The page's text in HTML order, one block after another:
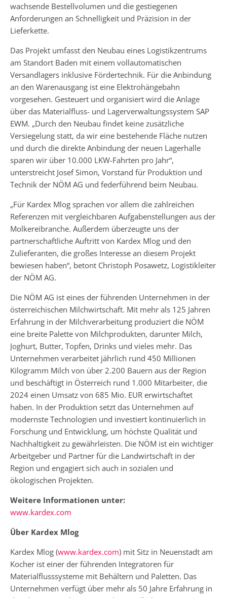
wachsende Bestellvolumen und die gestiegenen
Anforderungen an Schnelligkeit und Präzision in der
Lieferkette.
Das Projekt umfasst den Neubau eines Logistikzentrums
am Standort Baden mit einem vollautomatischen
Versandlagers inklusive Fördertechnik. Für die Anbindung
an den Warenausgang ist eine Elektrohängebahn
vorgesehen. Gesteuert und organisiert wird die Anlage
über das Materialfluss- und Lagerverwaltungssystem SAP
EWM. „Durch den Neubau findet keine zusätzliche
Versiegelung statt, da wir eine bestehende Fläche nutzen
und durch die direkte Anbindung der neuen Lagerhalle
sparen wir über 10.000 LKW-Fahrten pro Jahr“,
unterstreicht Josef Simon, Vorstand für Produktion und
Technik der NÖM AG und federführend beim Neubau.
„Für Kardex Mlog sprachen vor allem die zahlreichen
Referenzen mit vergleichbaren Aufgabenstellungen aus der
Molkereibranche. Außerdem überzeugte uns der
partnerschaftliche Auftritt von Kardex Mlog und den
Zulieferanten, die großes Interesse an diesem Projekt
bewiesen haben“, betont Christoph Posawetz, Logistikleiter
der NÖM AG.
Die NÖM AG ist eines der führenden Unternehmen in der
österreichischen Milchwirtschaft. Mit mehr als 125 Jahren
Erfahrung in der Milchverarbeitung produziert die NÖM
eine breite Palette von Milchprodukten, darunter Milch,
Joghurt, Butter, Topfen, Drinks und vieles mehr. Das
Unternehmen verarbeitet jährlich rund 450 Millionen
Kilogramm Milch von über 2.200 Bauern aus der Region
und beschäftigt in Österreich rund 1.000 Mitarbeiter, die
2024 einen Umsatz von 685 Mio. EUR erwirtschaftet
haben. In der Produktion setzt das Unternehmen auf
modernste Technologien und investiert kontinuierlich in
Forschung und Entwicklung, um höchste Qualität und
Nachhaltigkeit zu gewährleisten. Die NÖM ist ein wichtiger
Arbeitgeber und Partner für die Landwirtschaft in der
Region und engagiert sich auch in sozialen und
ökologischen Projekten.
Weitere Informationen unter:
www.kardex.com
Über Kardex Mlog
Kardex Mlog (www.kardex.com) mit Sitz in Neuenstadt am
Kocher ist einer der führenden Integratoren für
Materialflusssysteme mit Behältern und Paletten. Das
Unternehmen verfügt über mehr als 50 Jahre Erfahrung in